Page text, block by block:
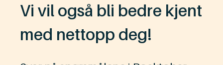
Vi vil også bli bedre kjent
med nettopp deg!